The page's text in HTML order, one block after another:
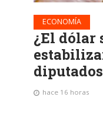
ECONOMÍA
¿El dólar
diputados
hace 16 horas